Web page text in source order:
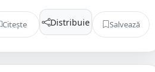
Citește Distribuie Salvează